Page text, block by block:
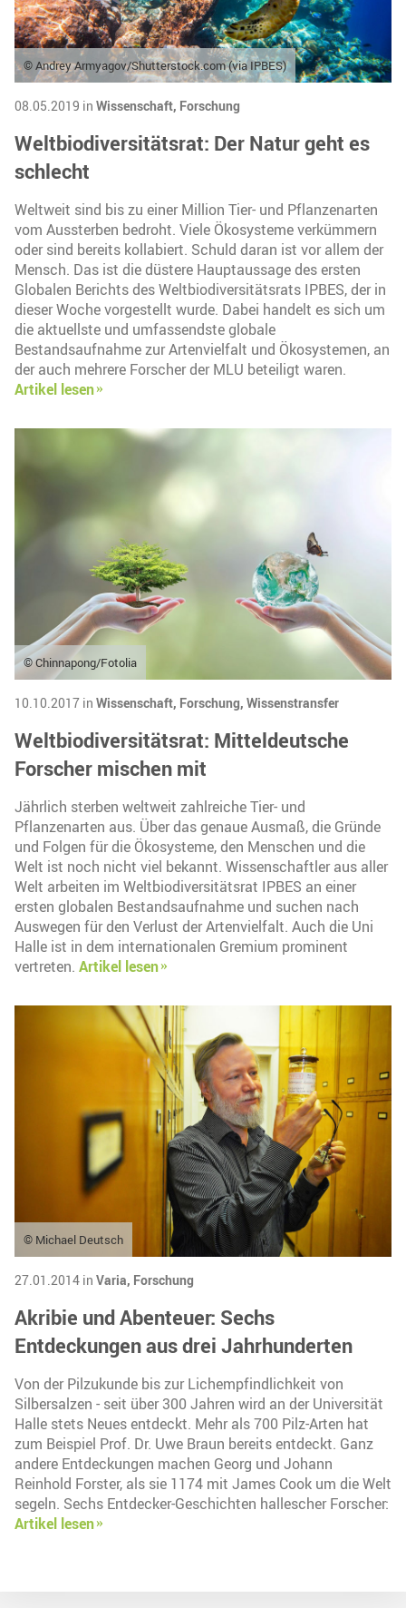
© Andrey Armyagov/Shutterstock.com (via IPBES)
08.05.2019 in Wissenschaft, Forschung
Weltbiodiversitätsrat: Der Natur geht es
schlecht
Weltweit sind bis zu einer Million Tier- und Pflanzenarten
vom Aussterben bedroht. Viele Ökosysteme verkümmern
oder sind bereits kollabiert. Schuld daran ist vor allem der
Mensch. Das ist die düstere Hauptaussage des ersten
Globalen Berichts des Weltbiodiversitätsrats IPBES, der in
dieser Woche vorgestellt wurde. Dabei handelt es sich um
die aktuellste und umfassendste globale
Bestandsaufnahme zur Artenvielfalt und Ökosystemen, an
der auch mehrere Forscher der MLU beteiligt waren.
Artikel lesen
© Chinnapong/Fotolia
10.10.2017 in Wissenschaft, Forschung, Wissenstransfer
Weltbiodiversitätsrat: Mitteldeutsche
Forscher mischen mit
Jährlich sterben weltweit zahlreiche Tier- und
Pflanzenarten aus. Über das genaue Ausmaß, die Gründe
und Folgen für die Ökosysteme, den Menschen und die
Welt ist noch nicht viel bekannt. Wissenschaftler aus aller
Welt arbeiten im Weltbiodiversitätsrat IPBES an einer
ersten globalen Bestandsaufnahme und suchen nach
Auswegen für den Verlust der Artenvielfalt. Auch die Uni
Halle ist in dem internationalen Gremium prominent
vertreten. Artikel lesen
© Michael Deutsch
27.01.2014 in Varia, Forschung
Akribie und Abenteuer: Sechs
Entdeckungen aus drei Jahrhunderten
Von der Pilzukunde bis zur Lichempfindlichkeit von
Silbersalzen - seit über 300 Jahren wird an der Universität
Halle stets Neues entdeckt. Mehr als 700 Pilz-Arten hat
zum Beispiel Prof. Dr. Uwe Braun bereits entdeckt. Ganz
andere Entdeckungen machen Georg und Johann
Reinhold Forster, als sie 1174 mit James Cook um die Welt
segeln. Sechs Entdecker-Geschichten hallescher Forscher:
Artikel lesen